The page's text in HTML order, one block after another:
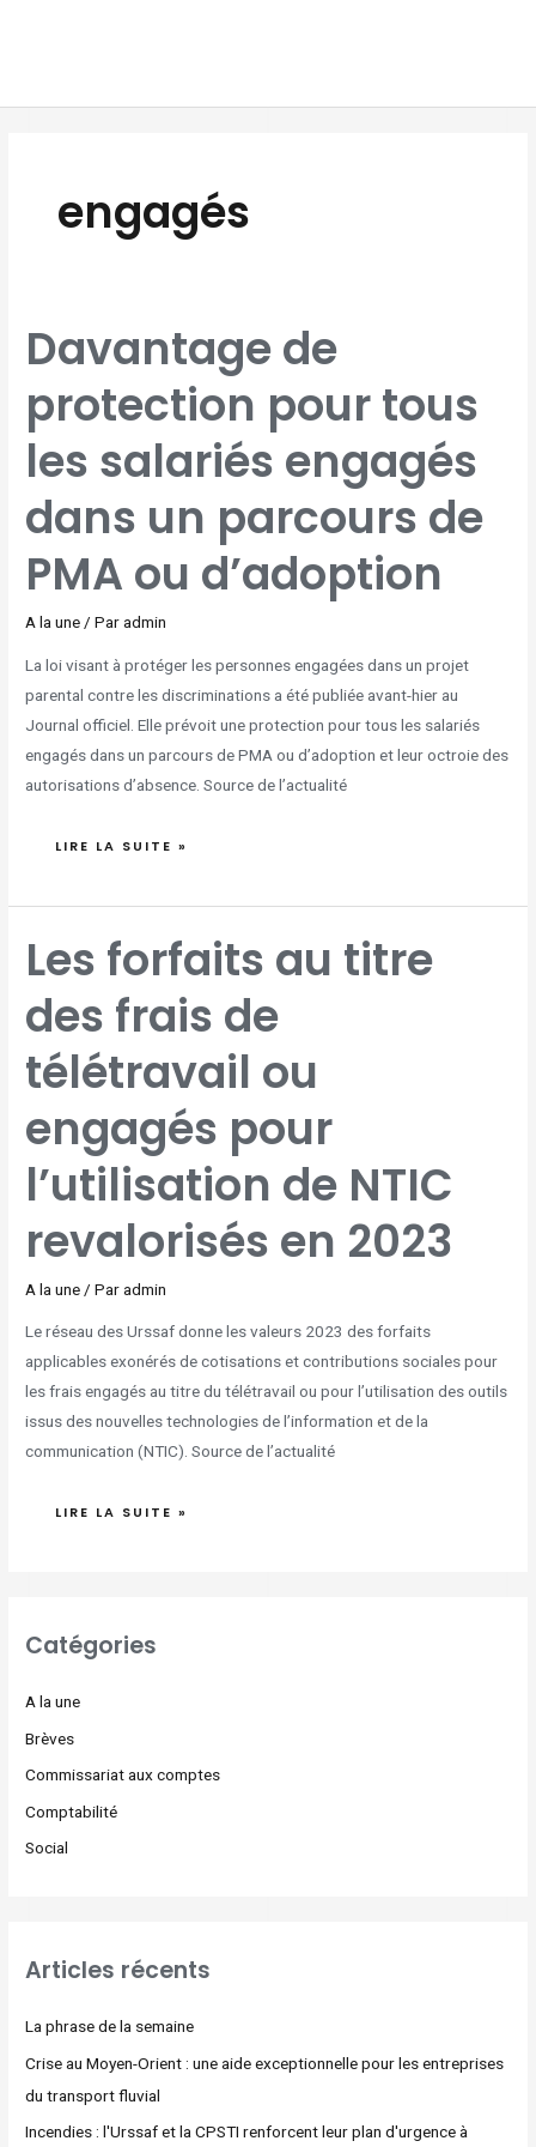
engagés
Davantage de
protection pour tous
les salariés engagés
dans un parcours de
PMA ou d’adoption
A la une/ Paradmin
La loi visant à protéger les personnes engagées dans un projet
parental contre les discriminations a été publiée avant-hier au
Journal officiel. Elle prévoit une protection pour tous les salariés
engagés dans un parcours de PMA ou d’adoption et leur octroie des
autorisations d’absence. Source de l’actualité
DE
PROTECTION
POUR
SALARIÉS
ENGAGÉS
DANS
DE
PMA
OU
LIRE LA SUITE »
Les forfaits au titre
des frais de
télétravail ou
engagés pour
l’utilisation de NTIC
revalorisés en 2023
A la une / Paradmin
Le réseau des Urssaf donne les valeurs 2023 des forfaits
applicables exonérés de cotisations et contributions sociales pour
les frais engagés au titre du télétravail ou pour l’utilisation des outils
issus des nouvelles technologies de l’information et de la
communication (NTIC). Source de l’actualité
FORFAITS
AU
TITRE
DE
TÉLÉTRAVAIL
OU
POUR
L’UTILISATION
DE
NTIC
EN
2023
LIRE LA SUITE »
Catégories
A la une
Brèves
Commissariat aux comptes
Comptabilité
Social
Articles récents
La phrase de la semaine
Crise au Moyen-Orient : une aide exceptionnelle pour les entreprises
du transport fluvial
Incendies : l'Urssaf et la CPSTI renforcent leur plan d'urgence à